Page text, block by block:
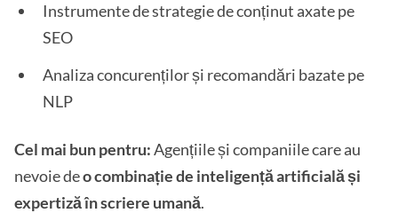
Instrumente de strategie de conținut axate pe
SEO
Analiza concurenților și recomandări bazate pe
NLP
Cel mai bun pentru:Agențiile și companiile care au
nevoie deo combinație de inteligență artificială și
expertiză în scriere umană.